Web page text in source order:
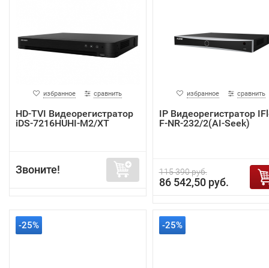
избранное сравнить
HD-TVI Видеорегистратор
iDS-7216HUHI-M2/XT
Звоните!
избранное сравнить
IP Видеорегистратор
F-NR-232/2(AI-Seek)
115 390 руб.
86 542,50 руб.
-25% -25%